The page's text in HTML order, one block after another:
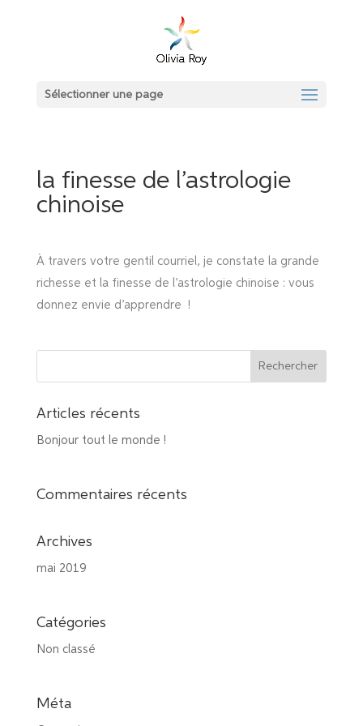
Sélectionner une page
la finesse de l’astrologie
chinoise
À travers votre gentil courriel, je constate la grande
richesse et la finesse de l’astrologie chinoise : vous
donnez envie d’apprendre !
Articles récents
Bonjour tout le monde !
Commentaires récents
Archives
mai 2019
Catégories
Non classé
Méta